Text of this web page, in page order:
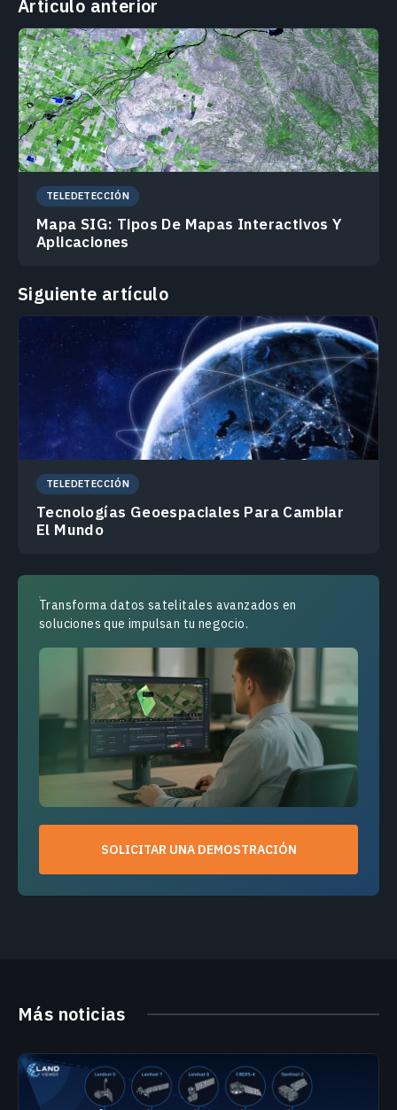
Artículo anterior
TELEDETECCIÓN
Mapa SIG: Tipos De Mapas Interactivos Y
Aplicaciones
Siguiente artículo
TELEDETECCIÓN
Tecnologías Geoespaciales Para Cambiar
El Mundo
Transforma datos satelitales avanzados en
soluciones que impulsan tu negocio.
SOLICITAR UNA DEMOSTRACIÓN
Más noticias